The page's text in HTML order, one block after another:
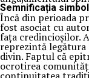
Semnificația
Încă din perioada
fost asociat cu
fața credincioșilor.
reprezintă
divin. Faptul că
ocrotirea